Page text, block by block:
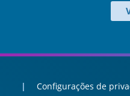
Configurações de